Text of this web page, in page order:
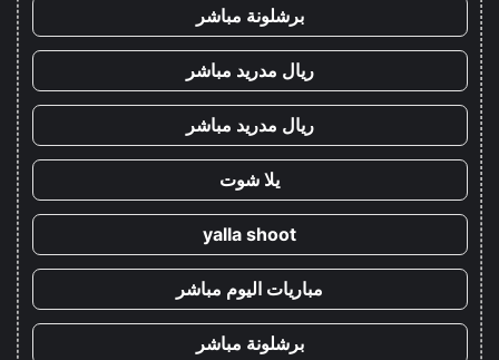
برشلونة مباشر
ريال مدريد مباشر
ريال مدريد مباشر
يلا شوت
yalla shoot
مباريات اليوم مباشر
برشلونة مباشر